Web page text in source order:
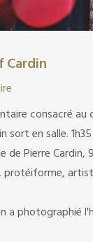
Cardin
consacré au
sort en salle.
de Pierre Cardin,
protéiforme,
a photographié